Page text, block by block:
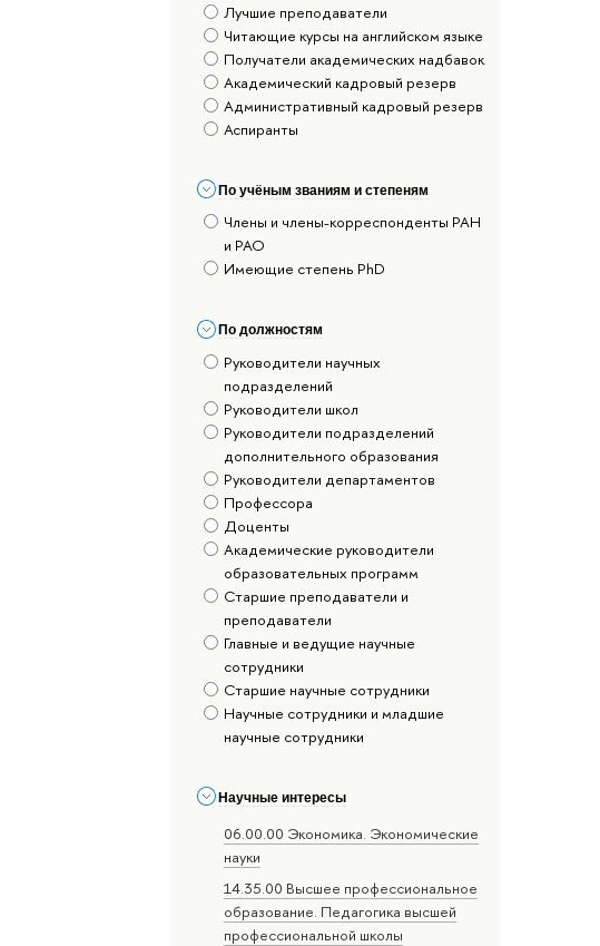
Лучшие преподаватели
Читающие курсы на английском языке
Получатели академических надбавок
Академический кадровый резерв
Административный кадровый резерв
Аспиранты
По учёным званиям и степеням
Члены и члены-корреспонденты РАН
и РАО
Имеющие степень PhD
По должностям
Руководители научных
подразделений
Руководители школ
Руководители подразделений
дополнительного образования
Руководители департаментов
Профессора
Доценты
Академические руководители
образовательных программ
Старшие преподаватели и
преподаватели
Главные и ведущие научные
сотрудники
Старшие научные сотрудники
Научные сотрудники и младшие
научные сотрудники
Научные интересы
06.00.00 Экономика. Экономические
науки
14.35.00 Высшее профессиональное
образование. Педагогика высшей
профессиональной школы